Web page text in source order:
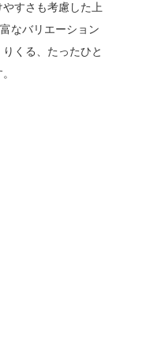
すさも考慮した上
なバリエーション
くる、たったひと